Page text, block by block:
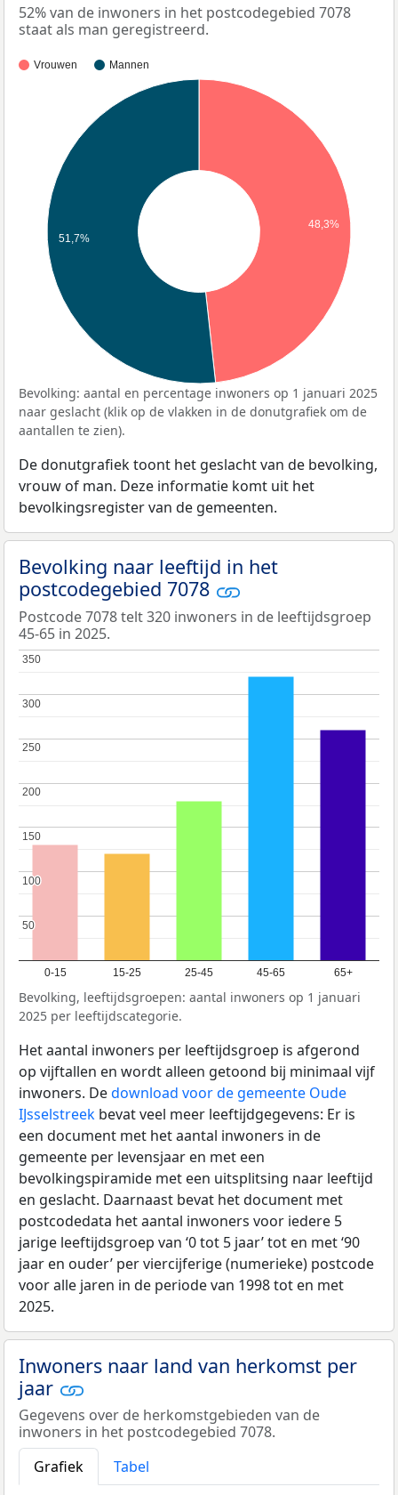
52% van de inwoners in het postcodegebied 7078
staat als man geregistreerd.
Vrouwen Mannen
48,3%
51,7%
Bevolking: aantal en percentage inwoners op 1 januari 2025
naar geslacht (klik op de vlakken in de donutgrafiek om de
aantallen te zien).
De donutgrafiek toont het geslacht van de bevolking,
vrouw of man. Deze informatie komt uit het
bevolkingsregister van de gemeenten.
Bevolking naar leeftijd in het
postcodegebied 7078
Postcode 7078 telt 320 inwoners in de leeftijdsgroep
45-65 in 2025.
0-15 15-25 25-45 45-65 65+
50
50
100
100
150
150
200
200
250
250
300
300
350
350
Bevolking, leeftijdsgroepen: aantal inwoners op 1 januari
2025 per leeftijdscategorie.
Het aantal inwoners per leeftijdsgroep is afgerond
op vijftallen en wordt alleen getoond bij minimaal vijf
inwoners. Dedownload voor de gemeente Oude
IJsselstreek bevat veel meer leeftijdgegevens: Er is
een document met het aantal inwoners in de
gemeente per levensjaar en met een
bevolkingspiramide met een uitsplitsing naar leeftijd
en geslacht. Daarnaast bevat het document met
postcodedata het aantal inwoners voor iedere 5
jarige leeftijdsgroep van ‘0 tot 5 jaar’ tot en met ‘90
jaar en ouder’ per viercijferige (numerieke) postcode
voor alle jaren in de periode van 1998 tot en met
2025.
Inwoners naar land van herkomst per
jaar
Gegevens over de herkomstgebieden van de
inwoners in het postcodegebied 7078.
Grafiek
Tabel